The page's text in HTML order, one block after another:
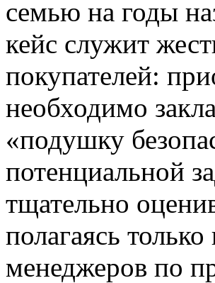
семью на годы
кейс служит
покупателей:
необходимо
«подушку
потенциальной
тщательно
полагаясь
менеджеров по